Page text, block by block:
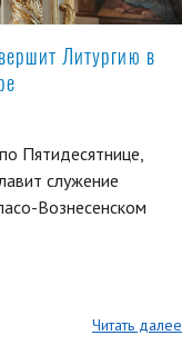
Литургию в
Пятидесятнице,
служение
Вознесенском
Читать далее